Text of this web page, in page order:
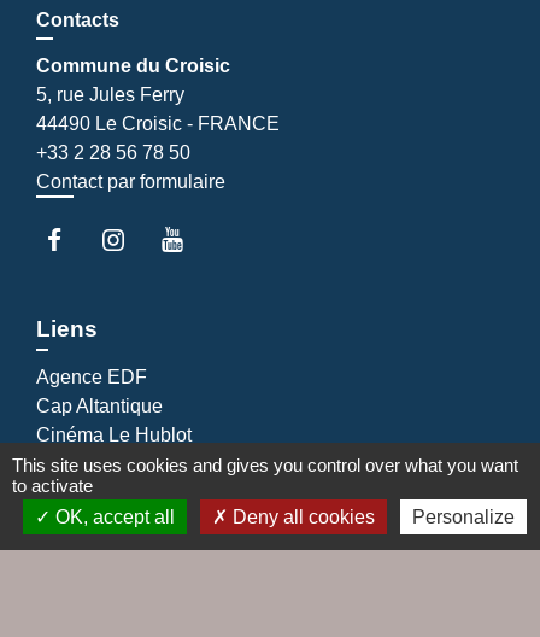
Contacts
Commune du Croisic
5, rue Jules Ferry
44490 Le Croisic - FRANCE
+33 2 28 56 78 50
Contact par formulaire
Liens
Agence EDF
Cap Altantique
Cinéma Le Hublot
EDF emménagement
Gestionnaire distribution d'électricité
This site uses cookies and gives you control over what you want
to activate
OK, accept all
Deny all cookies Personalize